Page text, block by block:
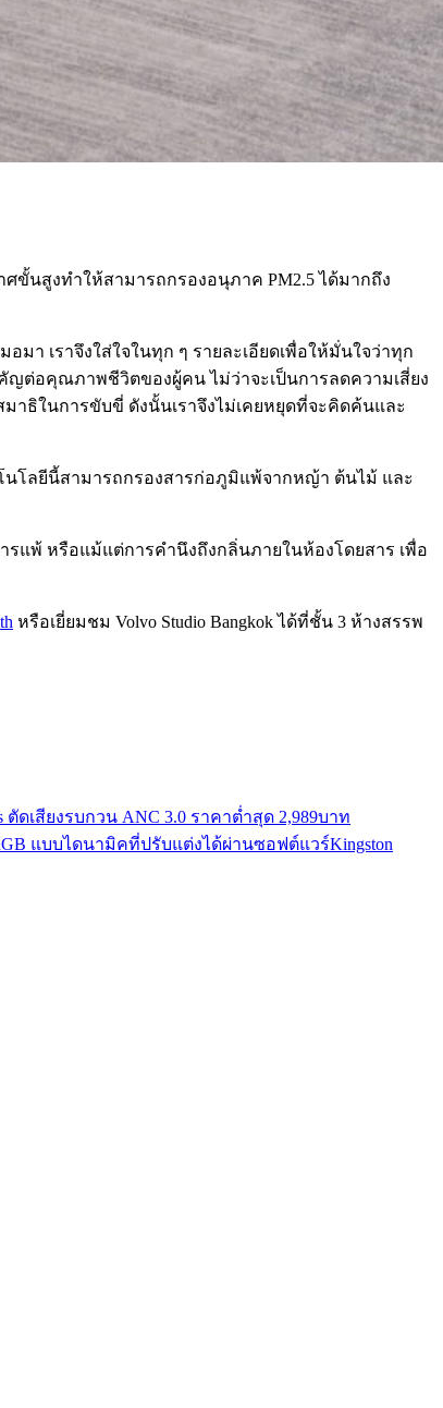
ขั้นสูงทำให้สามารถกรองอนุภาค PM2.5 ได้มากถึง
า เราจึงใส่ใจในทุก ๆ รายละเอียดเพื่อให้มั่นใจว่าทุก
ต่อคุณภาพชีวิตของผู้คน ไม่ว่าจะเป็นการลดความเสี่ยง
ธิในการขับขี่ ดังนั้นเราจึงไม่เคยหยุดที่จะคิดค้นและ
คโนโลยีนี้สามารถกรองสารก่อภูมิแพ้จากหญ้า ต้นไม้ และ
แพ้ หรือแม้แต่การคำนึงถึงกลิ่นภายในห้องโดยสาร เพื่อ
หรือเยี่ยมชม Volvo Studio Bangkok ได้ที่ชั้น 3 ห้างสรรพ
ดเสียงรบกวน ANC 3.0 ราคาต่ำสุด 2,989บาท
แบบไดนามิคที่ปรับแต่งได้ผ่านซอฟต์แวร์Kingston